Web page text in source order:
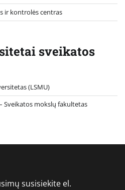
ir kontrolės centras
sveikatos
(LSMU)
Sveikatos mokslų fakultetas
susisiekite el.